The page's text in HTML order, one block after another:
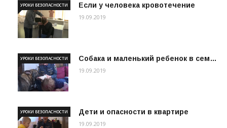
Если у человека кровотечение
УРОКИ БЕЗОПАСНОСТИ
19.09.2019
Собака и маленький ребенок в сем…
УРОКИ БЕЗОПАСНОСТИ
19.09.2019
Дети и опасности в квартире
УРОКИ БЕЗОПАСНОСТИ
19.09.2019